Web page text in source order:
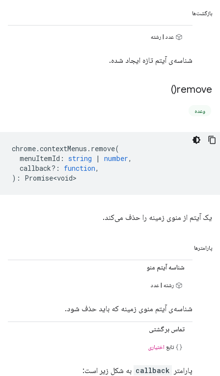
بازگشت‌ها
عدد | رشته
شناسه‌ی آیتم تازه ایجاد شده.
remove(
)
وعده
chrome.contextMenus . remove(
menuItemId : string | number,
callback? : function,
) : Promise<void>
یک آیتم از منوی زمینه را حذف می‌کند.
پارامترها
شناسه آیتم منو
رشته | عدد
شناسه‌ی آیتم منوی زمینه که باید حذف شود.
تماس برگشتی
تابع اختیاری
پارامتر callback به شکل زیر است: